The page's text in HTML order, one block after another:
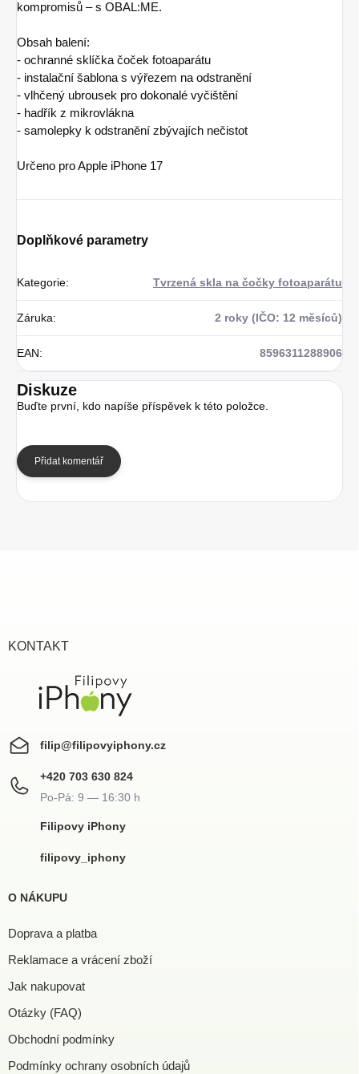
kompromisů – s OBAL:ME.
Obsah balení:
- ochranné sklíčka čoček fotoaparátu
- instalační šablona s výřezem na odstranění
- vlhčený ubrousek pro dokonalé vyčištění
- hadřík z mikrovlákna
- samolepky k odstranění zbývajích nečistot
Určeno pro Apple iPhone 17
Doplňkové parametry
Kategorie: Tvrzená skla na čočky fotoaparátu
Záruka: 2 roky (IČO: 12 měsíců)
EAN: 8596311288906
Diskuze
Buďte první, kdo napíše příspěvek k této položce.
Přidat komentář
KONTAKT
filip@filipovyiphony.cz
+420 703 630 824
Filipovy iPhony
filipovy_iphony
O NÁKUPU
Doprava a platba
Reklamace a vrácení zboží
Jak nakupovat
Otázky (FAQ)
Obchodní podmínky
Podmínky ochrany osobních údajů